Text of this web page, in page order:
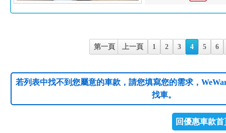
第一頁 上一頁 1 2 3 4 5 6
若列表中找不到您屬意的車款，請您填寫您的需求，
找車。
回優惠車款首